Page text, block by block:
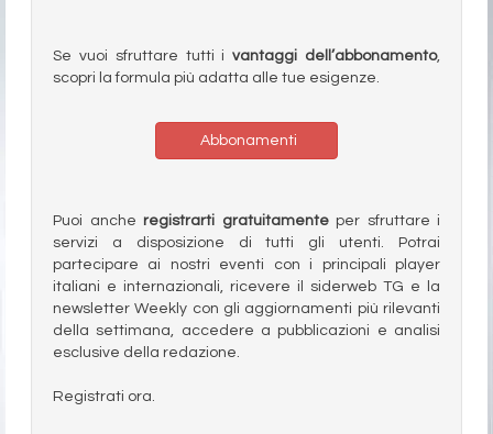
Se vuoi sfruttare tutti ivantaggi dell’abbonamento,
scopri la formula più adatta alle tue esigenze.
Abbonamenti
Puoi anche registrarti gratuitamenteper sfruttare i
servizi a disposizione di tutti gli utenti. Potrai
partecipare ai nostri eventi con i principali player
italiani e internazionali, ricevere il siderweb TG e la
newsletter Weekly con gli aggiornamenti più rilevanti
della settimana, accedere a pubblicazioni e analisi
esclusive della redazione.
Registrati ora.